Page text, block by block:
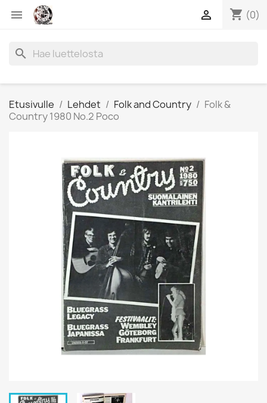
 shopping_cart (0)

search
Etusivulle Lehdet Folk and Country
Folk &
Country 1980 No.2 Poco